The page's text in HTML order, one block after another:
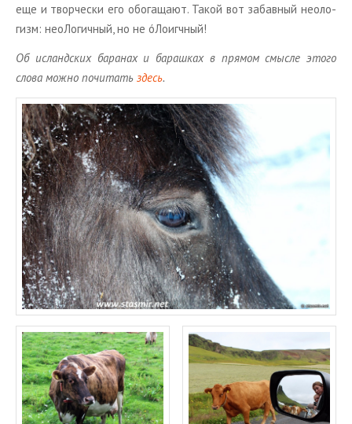
еще и твор­че­ски его обо­га­ща­ют. Такой вот за­бав­ный нео­ло­
гизм: нео­Ло­гич­ный, но не óЛо­игч­ный!
Об ис­ланд­ских ба­ра­нах и ба­раш­ках в пря­мом смыс­ле этого
слова можно по­чи­тать здесь.